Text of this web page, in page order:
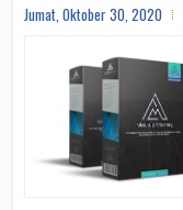
Jumat, Oktober 30, 2020